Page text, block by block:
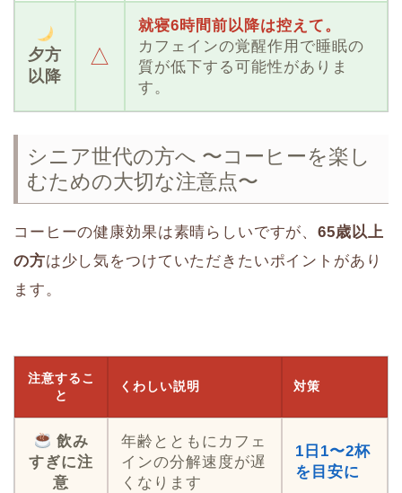
夕方
以降
△
就寝6時間前以降は控えて。
カフェインの覚醒作用で睡眠の
質が低下する可能性がありま
す。
シニア世代の方へ 〜コーヒーを楽し
むための大切な注意点〜
コーヒーの健康効果は素晴らしいですが、65歳以上
の方は少し気をつけていただきたいポイントがあり
ます。
注意するこ
と
くわしい説明 対策
飲み
すぎに注
意
年齢とともにカフェ
インの分解速度が遅
くなります
1日1〜2杯
を目安に